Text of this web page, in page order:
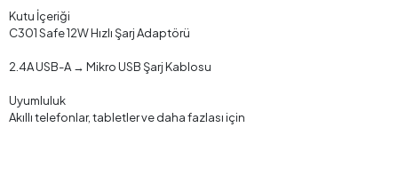
Kutu İçeriği
C301 Safe 12W Hızlı Şarj Adaptörü
2.4A USB-A → Mikro USB Şarj Kablosu
Uyumluluk
Akıllı telefonlar, tabletler ve daha fazlası için